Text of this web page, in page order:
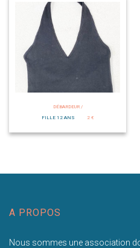
DÉBARDEUR /
FILLE 12 ANS
2 €
A PROPOS
Nous sommes une association